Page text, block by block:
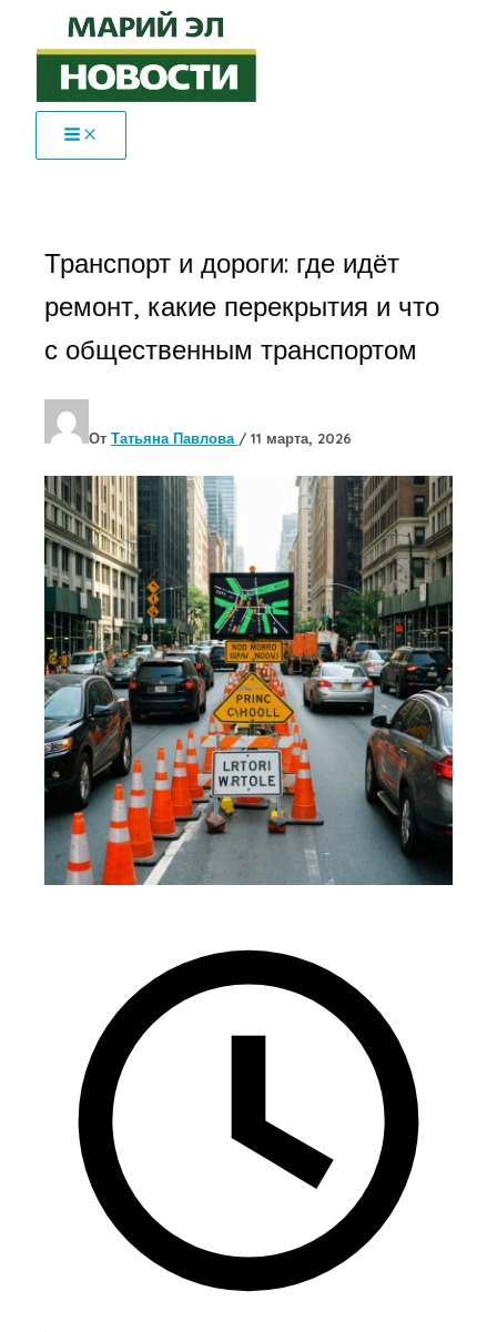
Перейти
содержимому
Транспорт и дороги: где идёт
ремонт, какие перекрытия и что
с общественным транспортом
От Татьяна Павлова / 11 марта, 2026